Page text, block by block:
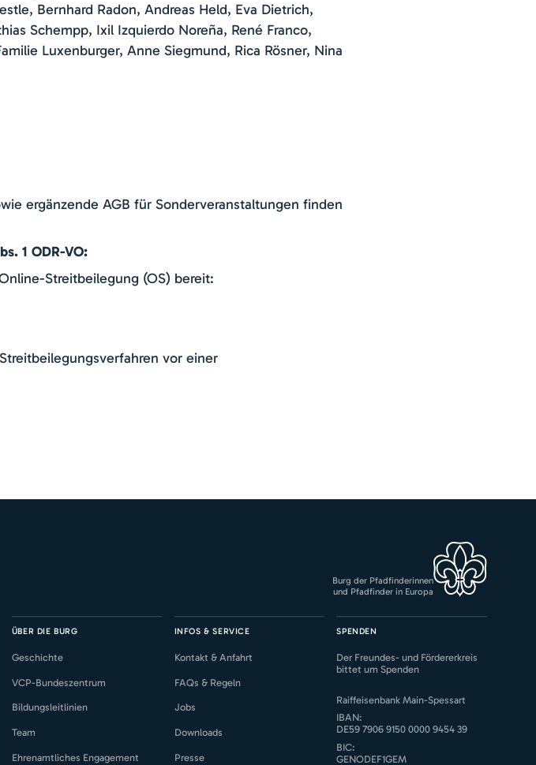
Bernhard Radon, Andreas Held, Eva Dietrich,
Schempp, Ixil Izquierdo Noreña, René Franco,
Luxenburger, Anne Siegmund, Rica Rösner, Nina
ergänzende AGB für Sonderveranstaltungen finden
1 ODR-VO:
Streitbeilegung (OS) bereit:
vor einer
Burg der Pfadfinderinnen
und Pfadfinder in Europa
SPENDEN
Der Freundes- und Fördererkreis
bittet um Spenden
Raiffeisenbank Main-Spessart
IBAN:
DE59 7906 9150 0000 9454 39
BIC:
GENODEF1GEM
ÜBER DIE BURG
Geschichte
VCP-Bundeszentrum
Bildungsleitlinien
Team
Ehrenamtliches Engagement
INFOS & SERVICE
Kontakt & Anfahrt
FAQs & Regeln
Jobs
Downloads
Presse